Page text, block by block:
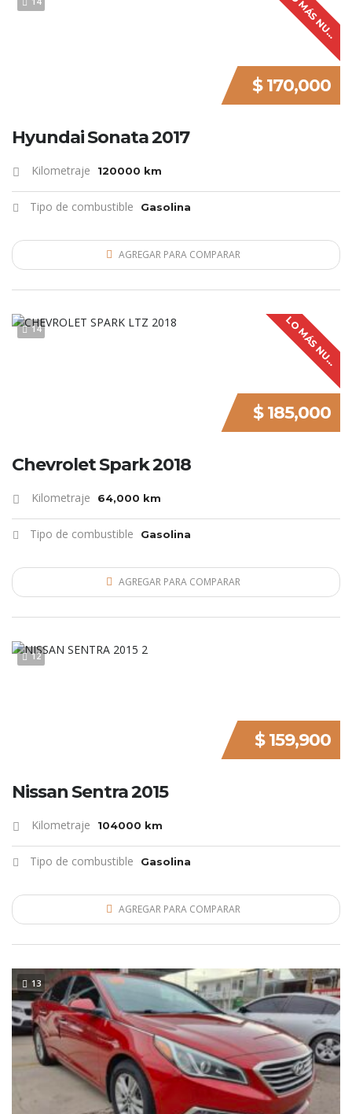
L
O
M
Á
S
N
U
E
V
O
$ 170,000
Hyundai Sonata 2017
Kilometraje 120000 km
Tipo de combustible Gasolina
AGREGAR PARA COMPARAR
14 L
O
M
Á
S
N
U
E
V
O
$ 185,000
Chevrolet Spark 2018
Kilometraje 64,000 km
Tipo de combustible Gasolina
AGREGAR PARA COMPARAR
12
$ 159,900
Nissan Sentra 2015
Kilometraje 104000 km
Tipo de combustible Gasolina
AGREGAR PARA COMPARAR
13